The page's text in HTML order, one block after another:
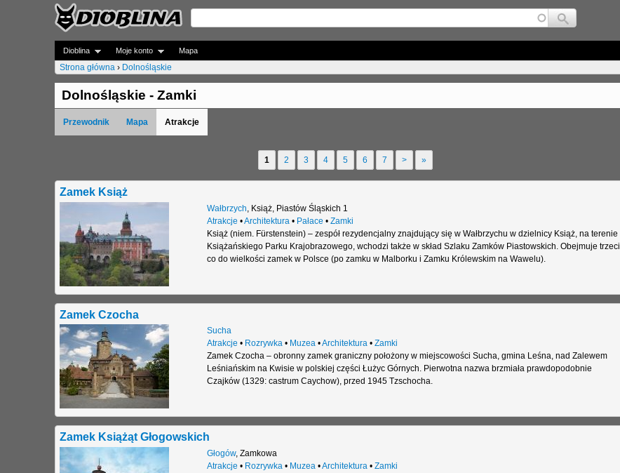
Jump to navigation
Dioblina Moje konto Mapa
J
e
s
ś
u
t
a
j
Strona główna › Dolnośląskie
Dolnośląskie - Zamki
Przewodnik Mapa Atrakcje
t
n
y
1 2 3 4 5 6 7 > »
Zamek Książ
Wałbrzych Książ, Piastów Śląskich 1
Atrakcje •Architektura • Pałace • Zamki
Książ (niem. Fürstenstein) – zespół rezydencjalny znajdujący się w Wałbrzychu w dzielnicy Książ, na terenie
Książańskiego Parku Krajobrazowego, wchodzi także w skład Szlaku Zamków Piastowskich. Obejmuje trzeci
co do wielkości zamek w Polsce (po zamku w Malborku i Zamku Królewskim na Wawelu).
Zamek Czocha
Sucha
Atrakcje • Rozrywka• Muzea•Architektura• Zamki
Zamek Czocha – obronny zamek graniczny położony w miejscowości Sucha, gmina Leśna, nad Zalewem
Leśniańskim na Kwisie w polskiej części Łużyc Górnych. Pierwotna nazwa brzmiała prawdopodobnie
Czajków (1329: castrum Caychow), przed 1945 Tzschocha.
Zamek Książąt Głogowskich
Głogów, Zamkowa
Atrakcje • Rozrywka• Muzea•Architektura• Zamki